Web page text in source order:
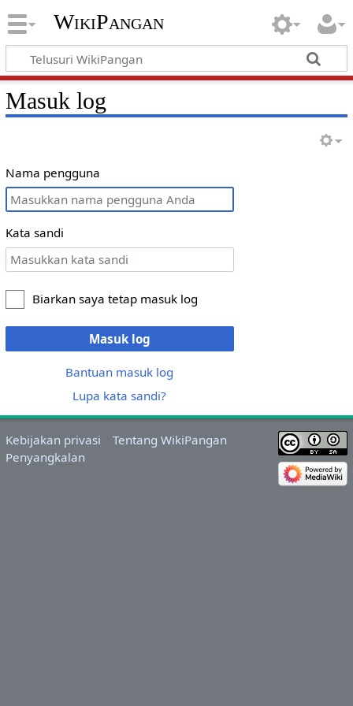
WikiPangan
Masuk log
Nama pengguna
Kata sandi
Biarkan saya tetap masuk log
Masuk log
Bantuan masuk log
Lupa kata sandi?
Kebijakan privasi
Tentang WikiPangan
Penyangkalan